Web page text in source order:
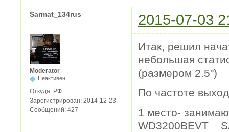
Sarmat_134rus 2015-07-03
Moderator
Неактивен
Откуда: РФ
Зарегистрирован: 2014-12-23
Сообщений: 427
Итак, решил
небольшая
(размером 2.5")
По частоте
1 место-
WD3200BEVT